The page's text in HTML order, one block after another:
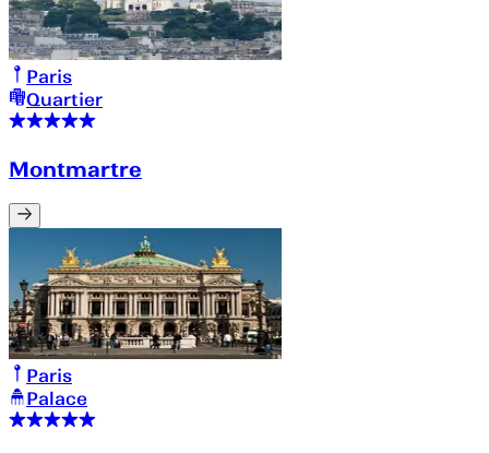
Paris
Quartier
Montmartre
Paris
Palace